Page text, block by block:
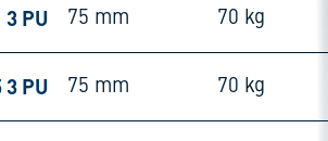
3 PU 75 mm 70 kg
3 PU 75 mm 70 kg